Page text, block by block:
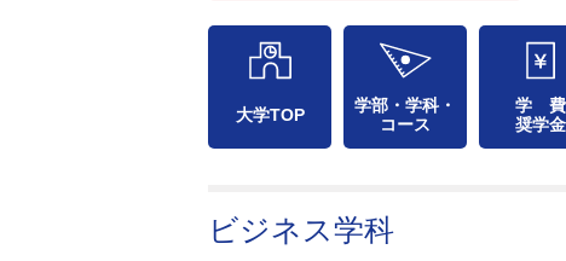
大学TOP
学部・学科・
コース
学 費
奨学金
ビジネス学科